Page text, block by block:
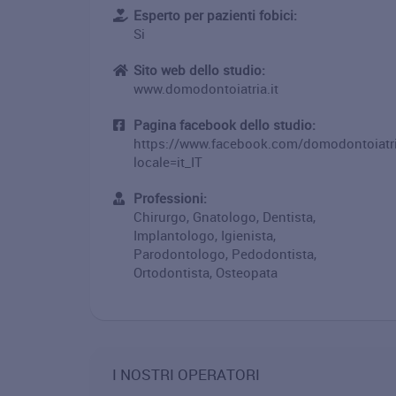
Esperto per pazienti fobici:
Si
Sito web dello studio:
www.domodontoiatria.it
Pagina facebook dello studio:
https://www.facebook.com/
locale=it_IT
Professioni:
Chirurgo, Gnatologo, Dentista,
Implantologo, Igienista,
Parodontologo, Pedodontista,
Ortodontista, Osteopata
I NOSTRI OPERATORI